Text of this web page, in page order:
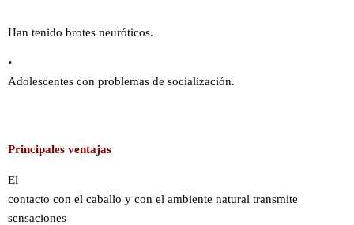
Han tenido brotes neuróticos.
•
Adolescentes con problemas de socialización.
Principales ventajas
El
contacto con el caballo y con el ambiente natural transmite
sensaciones